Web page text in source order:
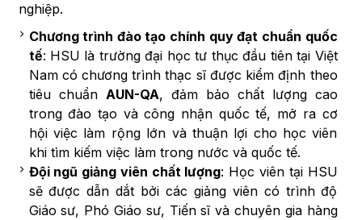
nghiệp.
Chương trình đào tạo chính quy đạt chuẩn quốc
tế: HSU là trường đại học tư thục đầu tiên tại Việt
Nam có chương trình thạc sĩ được kiểm định theo
tiêu chuẩn AUN-QA, đảm bảo chất lượng cao
trong đào tạo và công nhận quốc tế, mở ra cơ
hội việc làm rộng lớn và thuận lợi cho học viên
khi tìm kiếm việc làm trong nước và quốc tế.
Đội ngũ giảng viên chất lượng: Học viên tại HSU
sẽ được dẫn dắt bởi các giảng viên có trình độ
Giáo sư, Phó Giáo sư, Tiến sĩ và chuyên gia hàng